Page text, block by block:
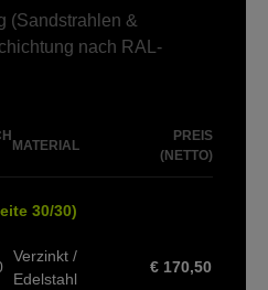
(Sandstrahlen &
nach RAL-
MATERIAL
PREIS
(NETTO)
30/30)
Verzinkt /
Edelstahl
€ 170,50